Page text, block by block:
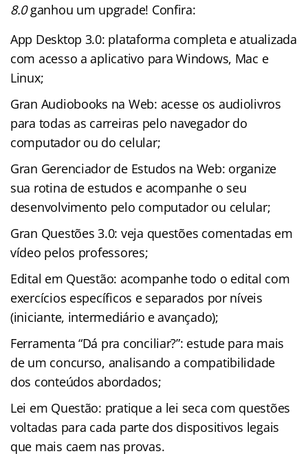
8.0ganhou um upgrade! Confira:
App Desktop 3.0: plataforma completa e atualizada
com acesso a aplicativo para Windows, Mac e
Linux;
Gran Audiobooks na Web: acesse os audiolivros
para todas as carreiras pelo navegador do
computador ou do celular;
Gran Gerenciador de Estudos na Web: organize
sua rotina de estudos e acompanhe o seu
desenvolvimento pelo computador ou celular;
Gran Questões 3.0: veja questões comentadas em
vídeo pelos professores;
Edital em Questão: acompanhe todo o edital com
exercícios específicos e separados por níveis
(iniciante, intermediário e avançado);
Ferramenta “Dá pra conciliar?”: estude para mais
de um concurso, analisando a compatibilidade
dos conteúdos abordados;
Lei em Questão: pratique a lei seca com questões
voltadas para cada parte dos dispositivos legais
que mais caem nas provas.